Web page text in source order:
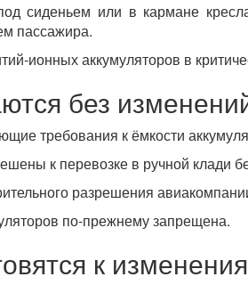
сиденьем или в кармане
пассажира.
ионных аккумуляторов в
без
требования к ёмкости
к перевозке в ручной клади
разрешения
по-прежнему запрещена.
к